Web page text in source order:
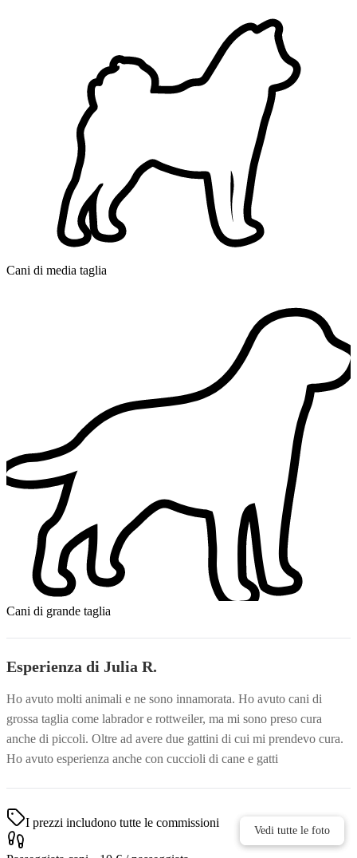
Vedi tutte le foto
Vedi tutte le foto
Cani di media taglia
Cani di grande taglia
Esperienza di Julia R.
Ho avuto molti animali e ne sono innamorata. Ho avuto cani di
grossa taglia come labrador e rottweiler, ma mi sono preso cura
anche di piccoli. Oltre ad avere due gattini di cui mi prendevo cura.
Ho avuto esperienza anche con cuccioli di cane e gatti
I prezzi includono tutte le commissioni